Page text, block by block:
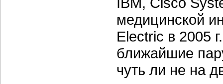
медицинской
Electric в 2005
ближайшие
чуть ли не на